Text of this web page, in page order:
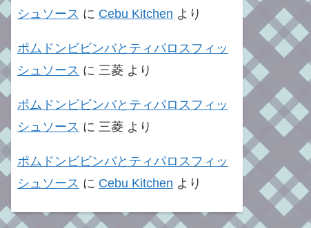
シュソース に Cebu Kitchen より
ポムドンビビンバとティパロスフィッ
シュソース に 三菱 より
ポムドンビビンバとティパロスフィッ
シュソース に 三菱 より
ポムドンビビンバとティパロスフィッ
シュソース に Cebu Kitchen より